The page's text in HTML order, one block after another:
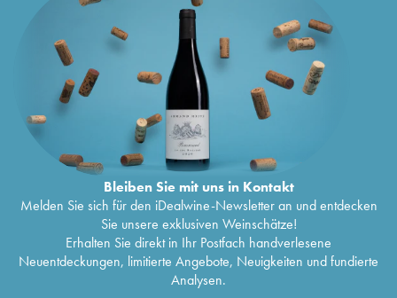
Bleiben Sie mit uns in Kontakt
Melden Sie sich für den iDealwine-Newsletter an und entdecken
Sie unsere exklusiven Weinschätze!
Erhalten Sie direkt in Ihr Postfach handverlesene
Neuentdeckungen, limitierte Angebote, Neuigkeiten und fundierte
Analysen.